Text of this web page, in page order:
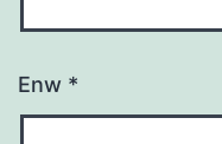
Enw *